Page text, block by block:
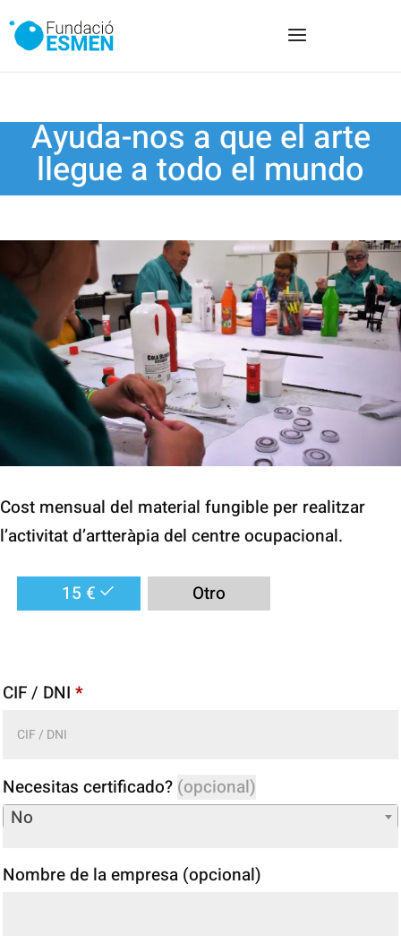
Ayuda-nos a que el arte
llegue a todo el mundo
Cost mensual del material fungible per realitzar
l’activitat d’artteràpia del centre ocupacional.
15 € Otro
CIF / DNI *
Necesitas certificado? (opcional)
No
Nombre de la empresa (opcional)